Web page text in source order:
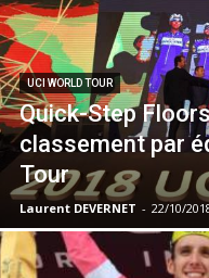
UCI WORLD TOUR
Quick-Step
classement par
Tour
Laurent DEVERNET - 22/10/